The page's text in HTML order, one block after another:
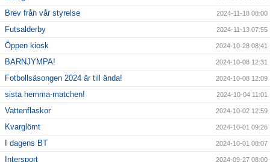
Brev från vår styrelse 2024-11-18 08:00
Futsalderby 2024-11-13 07:55
Öppen kiosk 2024-10-28 08:41
BARNJYMPA! 2024-10-08 12:31
Fotbollsäsongen 2024 är till ända! 2024-10-08 12:09
sista hemma-matchen! 2024-10-04 11:01
Vattenflaskor 2024-10-02 12:59
Kvarglömt 2024-10-01 09:26
I dagens BT 2024-10-01 08:07
Intersport 2024-09-27 08:00